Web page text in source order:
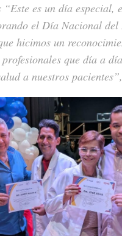
“Este es un día especial,
el Día Nacional del
hicimos un
que día a
a nuestros